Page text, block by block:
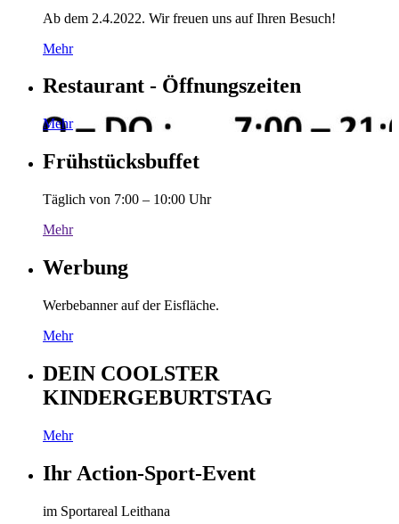
Ab dem 2.4.2022. Wir freuen uns auf Ihren Besuch!
Mehr
Restaurant - Öffnungszeiten
Mehr
Frühstücksbuffet
Täglich von 7:00 – 10:00 Uhr
Mehr
Werbung
Werbebanner auf der Eisfläche.
Mehr
DEIN COOLSTER
KINDERGEBURTSTAG
Mehr
Ihr Action-Sport-Event
im Sportareal Leithana